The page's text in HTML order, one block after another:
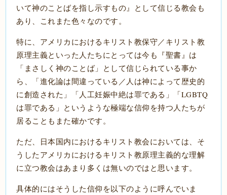
いて神のことばを指し示すもの』として信じる教会も
あり、これまた色々なのです。
特に、アメリカにおけるキリスト教保守／キリスト教
原理主義といった人たちにとっては今も『聖書』は
「まさしく神のことば」として信じられている事か
ら、「進化論は間違っている／人は神によって歴史的
に創造された」「人工妊娠中絶は罪である」「LGBTQ
は罪である」というような極端な信仰を持つ人たちが
居ることもまた確かです。
ただ、日本国内におけるキリスト教会においては、そ
うしたアメリカにおけるキリスト教原理主義的な理解
に立つ教会はあまり多くは無いのではと思います。
具体的にはそうした信仰を以下のように呼んでいま